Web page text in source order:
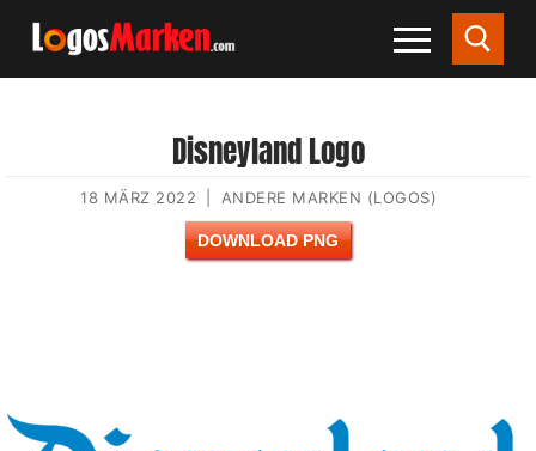
Disneyland Logo
18 MÄRZ 2022 ANDERE MARKEN (LOGOS)
DOWNLOAD PNG